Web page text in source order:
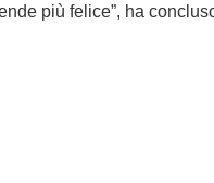
più felice”, ha